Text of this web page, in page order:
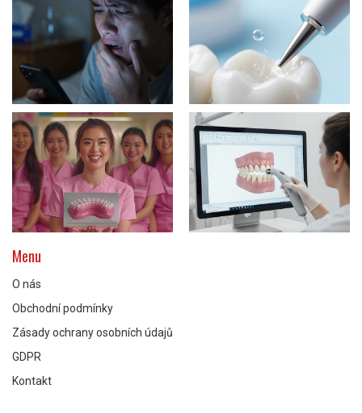
Menu
O nás
Obchodní podmínky
Zásady ochrany osobních údajů
GDPR
Kontakt